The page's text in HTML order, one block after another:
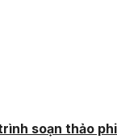
soạn thảo